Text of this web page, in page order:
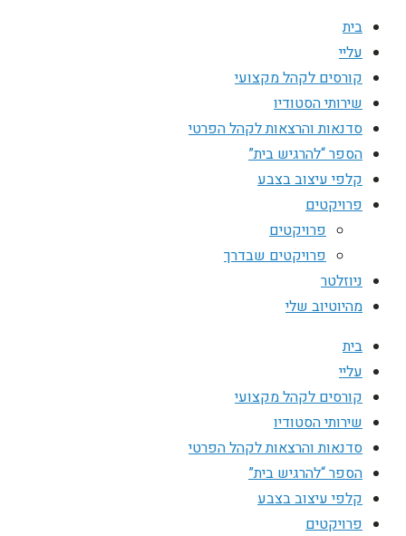
בית
עליי
קורסים לקהל מקצועי
שירותי הסטודיו
סדנאות והרצאות לקהל הפרטי
הספר “להרגיש בית”
קלפי עיצוב בצבע
פרויקטים
פרויקטים
פרויקטים שבדרך
ניוזלטר
מהיוטיוב שלי
בית
עליי
קורסים לקהל מקצועי
שירותי הסטודיו
סדנאות והרצאות לקהל הפרטי
הספר “להרגיש בית”
קלפי עיצוב בצבע
פרויקטים